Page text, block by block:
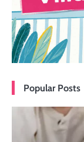
Popular Posts